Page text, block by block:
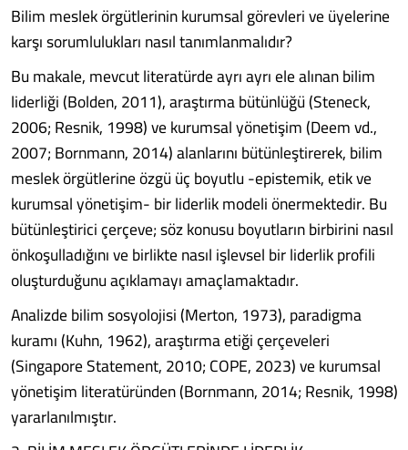
Bilim meslek örgütlerinin kurumsal görevleri ve üyelerine
karşı sorumlulukları nasıl tanımlanmalıdır?
Bu makale, mevcut literatürde ayrı ayrı ele alınan bilim
liderliği (Bolden, 2011), araştırma bütünlüğü (Steneck,
2006; Resnik, 1998) ve kurumsal yönetişim (Deem vd.,
2007; Bornmann, 2014) alanlarını bütünleştirerek, bilim
meslek örgütlerine özgü üç boyutlu -epistemik, etik ve
kurumsal yönetişim- bir liderlik modeli önermektedir. Bu
bütünleştirici çerçeve; söz konusu boyutların birbirini nasıl
önkoşulladığını ve birlikte nasıl işlevsel bir liderlik profili
oluşturduğunu açıklamayı amaçlamaktadır.
Analizde bilim sosyolojisi (Merton, 1973), paradigma
kuramı (Kuhn, 1962), araştırma etiği çerçeveleri
(Singapore Statement, 2010; COPE, 2023) ve kurumsal
yönetişim literatüründen (Bornmann, 2014; Resnik, 1998)
yararlanılmıştır.